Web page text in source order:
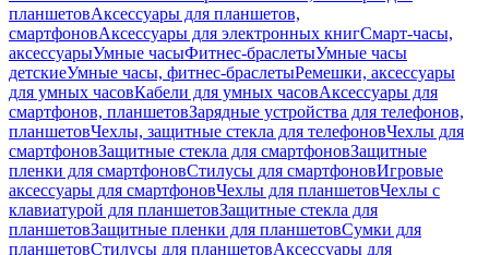
планшетовАксессуары для планшетов,
смартфоновАксессуары для электронных книгСмарт-часы,
аксессуарыУмные часыФитнес-браслетыУмные часы
детскиеУмные часы, фитнес-браслетыРемешки, аксессуары
для умных часовКабели для умных часовАксессуары для
смартфонов, планшетовЗарядные устройства для телефонов,
планшетовЧехлы, защитные стекла для телефоновЧехлы для
смартфоновЗащитные стекла для смартфоновЗащитные
пленки для смартфоновСтилусы для смартфоновИгровые
аксессуары для смартфоновЧехлы для планшетовЧехлы с
клавиатурой для планшетовЗащитные стекла для
планшетовЗащитные пленки для планшетовСумки для
планшетовСтилусы для планшетовАксессуары для